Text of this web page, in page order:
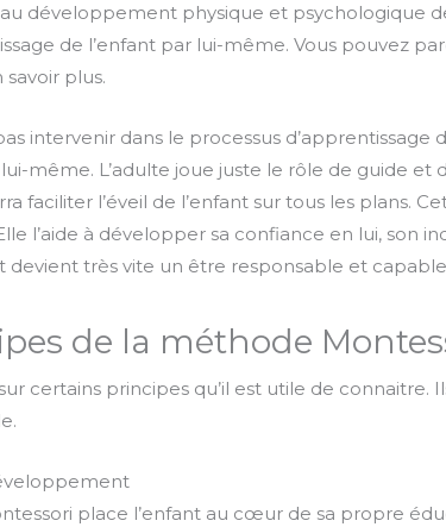
développement physique et psychologique
de l’enfant par lui-même. Vous pouvez
plus.
intervenir dans le processus d’apprentissage
même. L’adulte joue juste le rôle de guide et
faciliter l’éveil de l’enfant sur tous les plans.
l’aide à développer sa confiance en lui, son
devient très vite un être responsable et capable
de la méthode
certains principes qu’il est utile de connaitre.
place l’enfant au cœur de sa propre